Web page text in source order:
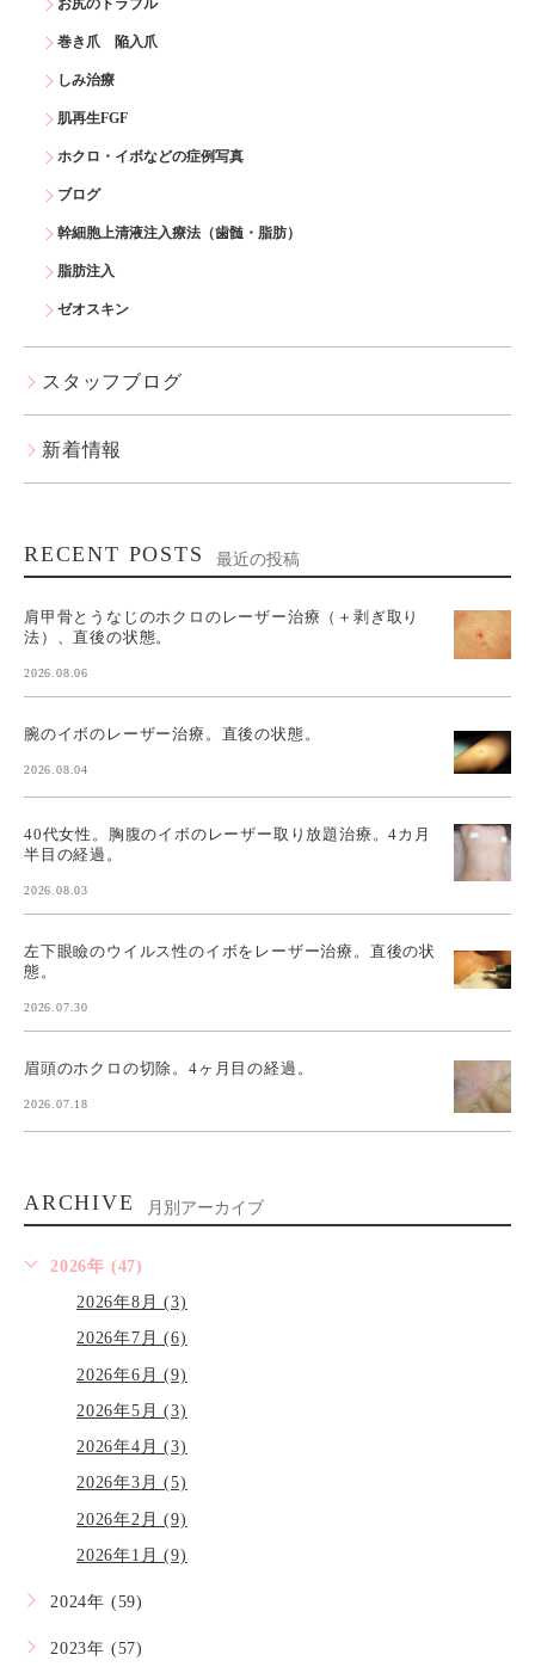
お尻のトラブル
巻き爪 陥入爪
しみ治療
肌再生FGF
ホクロ・イボなどの症例写真
ブログ
幹細胞上清液注入療法（歯髄・脂肪）
脂肪注入
ゼオスキン
スタッフブログ
新着情報
RECENT POSTS 最近の投稿
肩甲骨とうなじのホクロのレーザー治療（＋剥ぎ取り
法）、直後の状態。
2026.08.06
腕のイボのレーザー治療。直後の状態。
2026.08.04
40代女性。胸腹のイボのレーザー取り放題治療。4カ月
半目の経過。
2026.08.03
左下眼瞼のウイルス性のイボをレーザー治療。直後の状
態。
2026.07.30
眉頭のホクロの切除。4ヶ月目の経過。
2026.07.18
ARCHIVE 月別アーカイブ
2026年 (47)
2026年8月 (3)
2026年7月 (6)
2026年6月 (9)
2026年5月 (3)
2026年4月 (3)
2026年3月 (5)
2026年2月 (9)
2026年1月 (9)
2024年 (59)
2023年 (57)